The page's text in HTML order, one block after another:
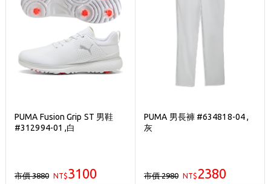
PUMA Fusion Grip ST 男鞋
#312994-01 ,白
市價 3880 NT$3100
PUMA 男長褲 #634818-04 ,
灰
市價 2980 NT$ 2380